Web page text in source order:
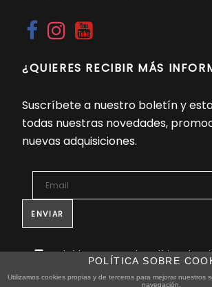
¿QUIERES RECIBIR MÁS
Suscríbete a nuestro boletín y
todas nuestras novedades,
nuevas adquisiciones.
He leído y acepto la Política de
protección de datos *
POLÍTICA SOBRE
Utilizamos cookies propias y de terceros para mejorar nuestros
navegación.